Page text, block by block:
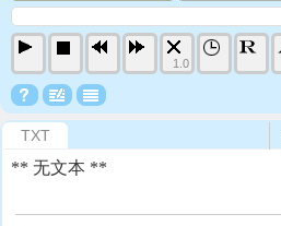
1.0
TXT
** 无文本 **